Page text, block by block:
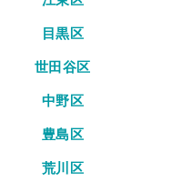
目黒区
世田谷区
中野区
豊島区
荒川区